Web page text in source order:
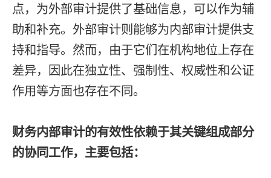
点，为外部审计提供了基础信息，可以作为辅
助和补充。外部审计则能够为内部审计提供支
持和指导。然而，由于它们在机构地位上存在
差异，因此在独立性、强制性、权威性和公证
作用等方面也存在不同。
财务内部审计的有效性依赖于其关键组成部分
的协同工作，主要包括：